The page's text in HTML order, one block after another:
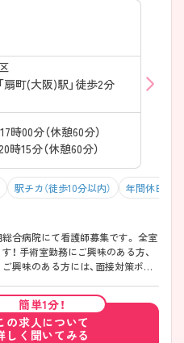
町(大阪)駅」徒歩2分
時00分（休憩60分）
時15分（休憩60分）
駅チカ（徒歩10分以内） 年間休日120
病院にて看護師募集です。 全室
方、
簡単1分！
の求人について
しく聞いてみる